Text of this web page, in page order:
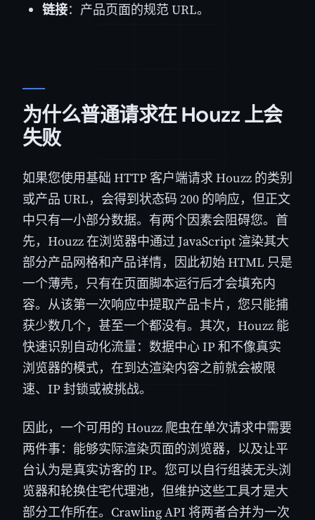
链接：产品页面的规范 URL。
为什么普通请求在 Houzz 上会
失败
如果您使用基础 HTTP 客户端请求 Houzz 的类别
或产品 URL，会得到状态码 200 的响应，但正文
中只有一小部分数据。有两个因素会阻碍您。首
先，Houzz 在浏览器中通过 JavaScript 渲染其大
部分产品网格和产品详情，因此初始 HTML 只是
一个薄壳，只有在页面脚本运行后才会填充内
容。从该第一次响应中提取产品卡片，您只能捕
获少数几个，甚至一个都没有。其次，Houzz 能
快速识别自动化流量：数据中心 IP 和不像真实
浏览器的模式，在到达渲染内容之前就会被限
速、IP 封锁或被挑战。
因此，一个可用的 Houzz 爬虫在单次请求中需要
两件事：能够实际渲染页面的浏览器，以及让平
台认为是真实访客的 IP。您可以自行组装无头浏
览器和轮换住宅代理池，但维护这些工具才是大
部分工作所在。Crawling API 将两者合并为一次